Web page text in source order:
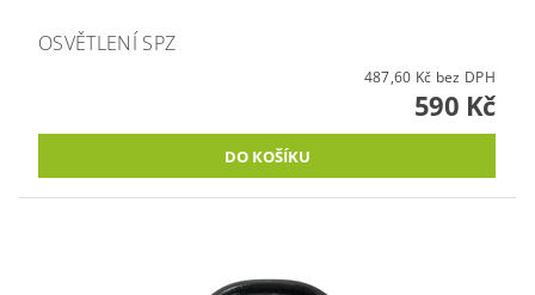
OSVĚTLENÍ SPZ
487,60 Kč bez DPH
590 Kč